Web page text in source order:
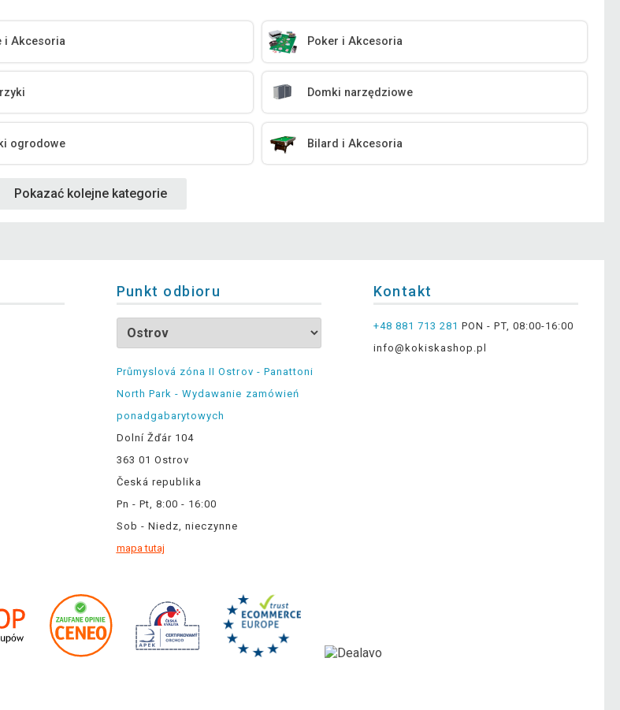
i Akcesoria Poker i Akcesoria
Domki narzędziowe
ogrodowe Bilard i Akcesoria
Pokazać kolejne kategorie
Punkt odbioru
Průmyslová zóna II Ostrov - Panattoni
North Park - Wydawanie zamówień
ponadgabarytowych
Dolní Žďár 104
363 01 Ostrov
Česká republika
Pn - Pt, 8:00 - 16:00
Sob - Niedz, nieczynne
mapa tutaj
Kontakt
+48 881 713 281 PON - PT, 08:00-16:00
info@kokiskashop.pl